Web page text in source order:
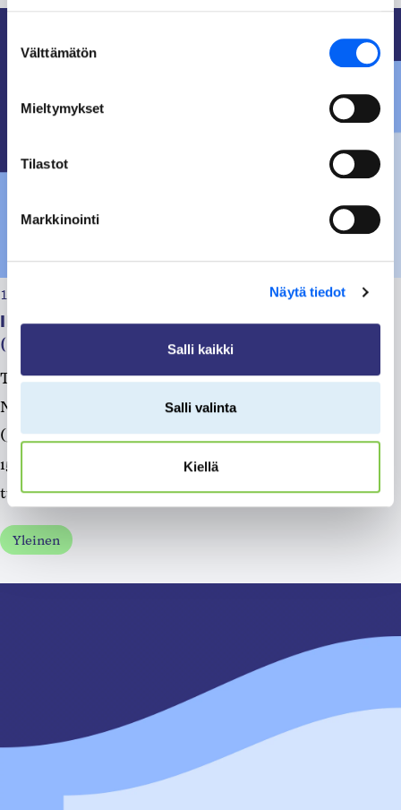
valinta
Välttämätön
Mieltymykset
Tilastot
Markkinointi
Näytä tiedot
Salli kaikki
Salli valinta
Kiellä
13.07.2026, klo 09:14
Ilmoittaudu esittelijäksi Nappaako?-tapahtumaan
(ke 2.9.2026 klo 12-15)
Taivalkosken kunta ja OSAO järjestävät yhteistyössä
Nappaako?-tapahtuman Oskun liikuntasalissa
(Jokijärventie 2 A) keskiviikkona 2.9.2026 klo 12-
15. Tapahtumassa kävijät voivat vapaasti kiertäen
tutustua...
Yleinen